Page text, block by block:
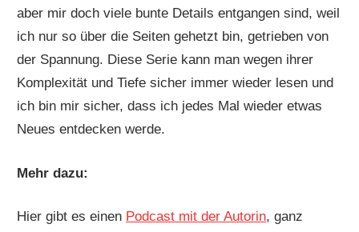
aber mir doch viele bunte Details entgangen sind, weil
ich nur so über die Seiten gehetzt bin, getrieben von
der Spannung. Diese Serie kann man wegen ihrer
Komplexität und Tiefe sicher immer wieder lesen und
ich bin mir sicher, dass ich jedes Mal wieder etwas
Neues entdecken werde.
Mehr dazu:
Hier gibt es einen Podcast mit der Autorin, ganz